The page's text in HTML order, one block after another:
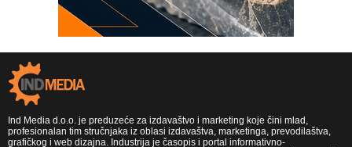
Ind Media d.o.o. je preduzeće za izdavaštvo i marketing koje čini mlad,
profesionalan tim stručnjaka iz oblasi izdavaštva, marketinga, prevodilaštva,
grafičkog i web dizajna. Industrija je časopis i portal informativno-